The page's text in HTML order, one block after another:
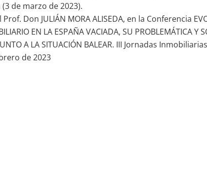
de marzo de 2023).
Don JULIÁN MORA ALISEDA, en la Conferencia
EN LA ESPAÑA VACIADA, SU PROBLEMÁTICA Y
A LA SITUACIÓN BALEAR. III Jornadas
de 2023